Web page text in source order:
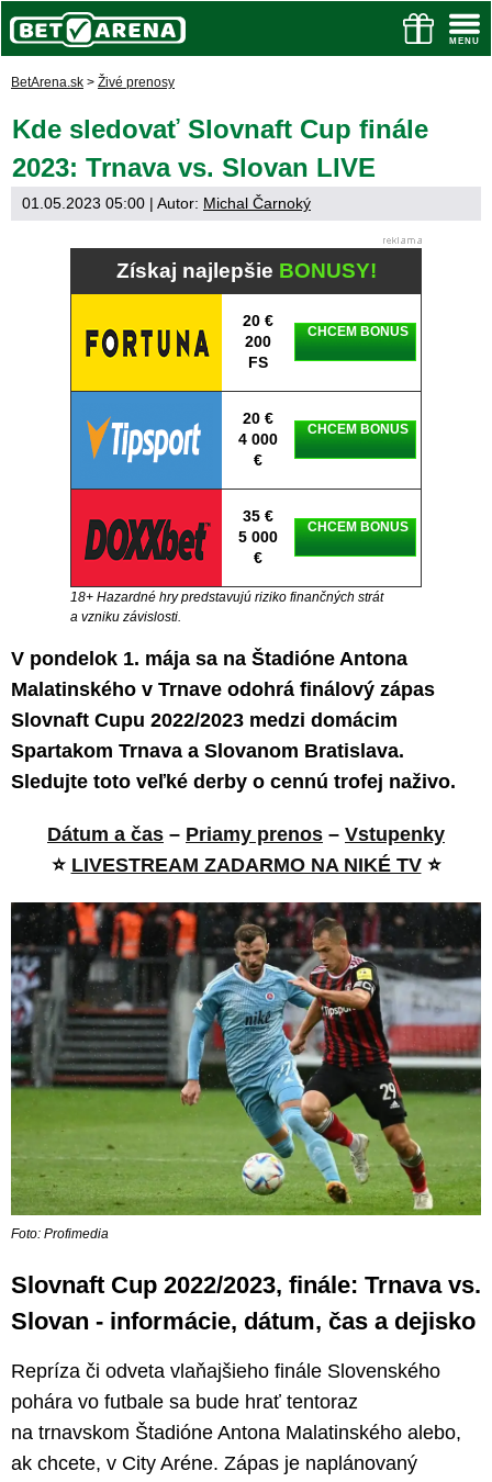
BetArena.sk > Živé prenosy
Kde sledovať Slovnaft Cup finále
2023: Trnava vs. Slovan LIVE
01.05.2023 05:00 | Autor: Michal Čarnoký
Získaj najlepšie BONUSY!
20 €
200
FS
CHCEM BONUS
20 €
4 000
€
CHCEM BONUS
35 €
5 000
€
CHCEM BONUS
18+ Hazardné hry predstavujú riziko finančných strát
a vzniku závislosti.
V pondelok 1. mája sa na Štadióne Antona
Malatinského v Trnave odohrá finálový zápas
Slovnaft Cupu 2022/2023 medzi domácim
Spartakom Trnava a Slovanom Bratislava.
Sledujte toto veľké derby o cennú trofej naživo.
Dátum a čas – Priamy prenos – Vstupenky
⭐ LIVESTREAM ZADARMO NA NIKÉ TV⭐
Foto: Profimedia
Slovnaft Cup 2022/2023, finále: Trnava vs.
Slovan - informácie, dátum, čas a dejisko
Repríza či odveta vlaňajšieho finále Slovenského
pohára vo futbale sa bude hrať tentoraz
na trnavskom Štadióne Antona Malatinského alebo,
ak chcete, v City Aréne. Zápas je naplánovaný